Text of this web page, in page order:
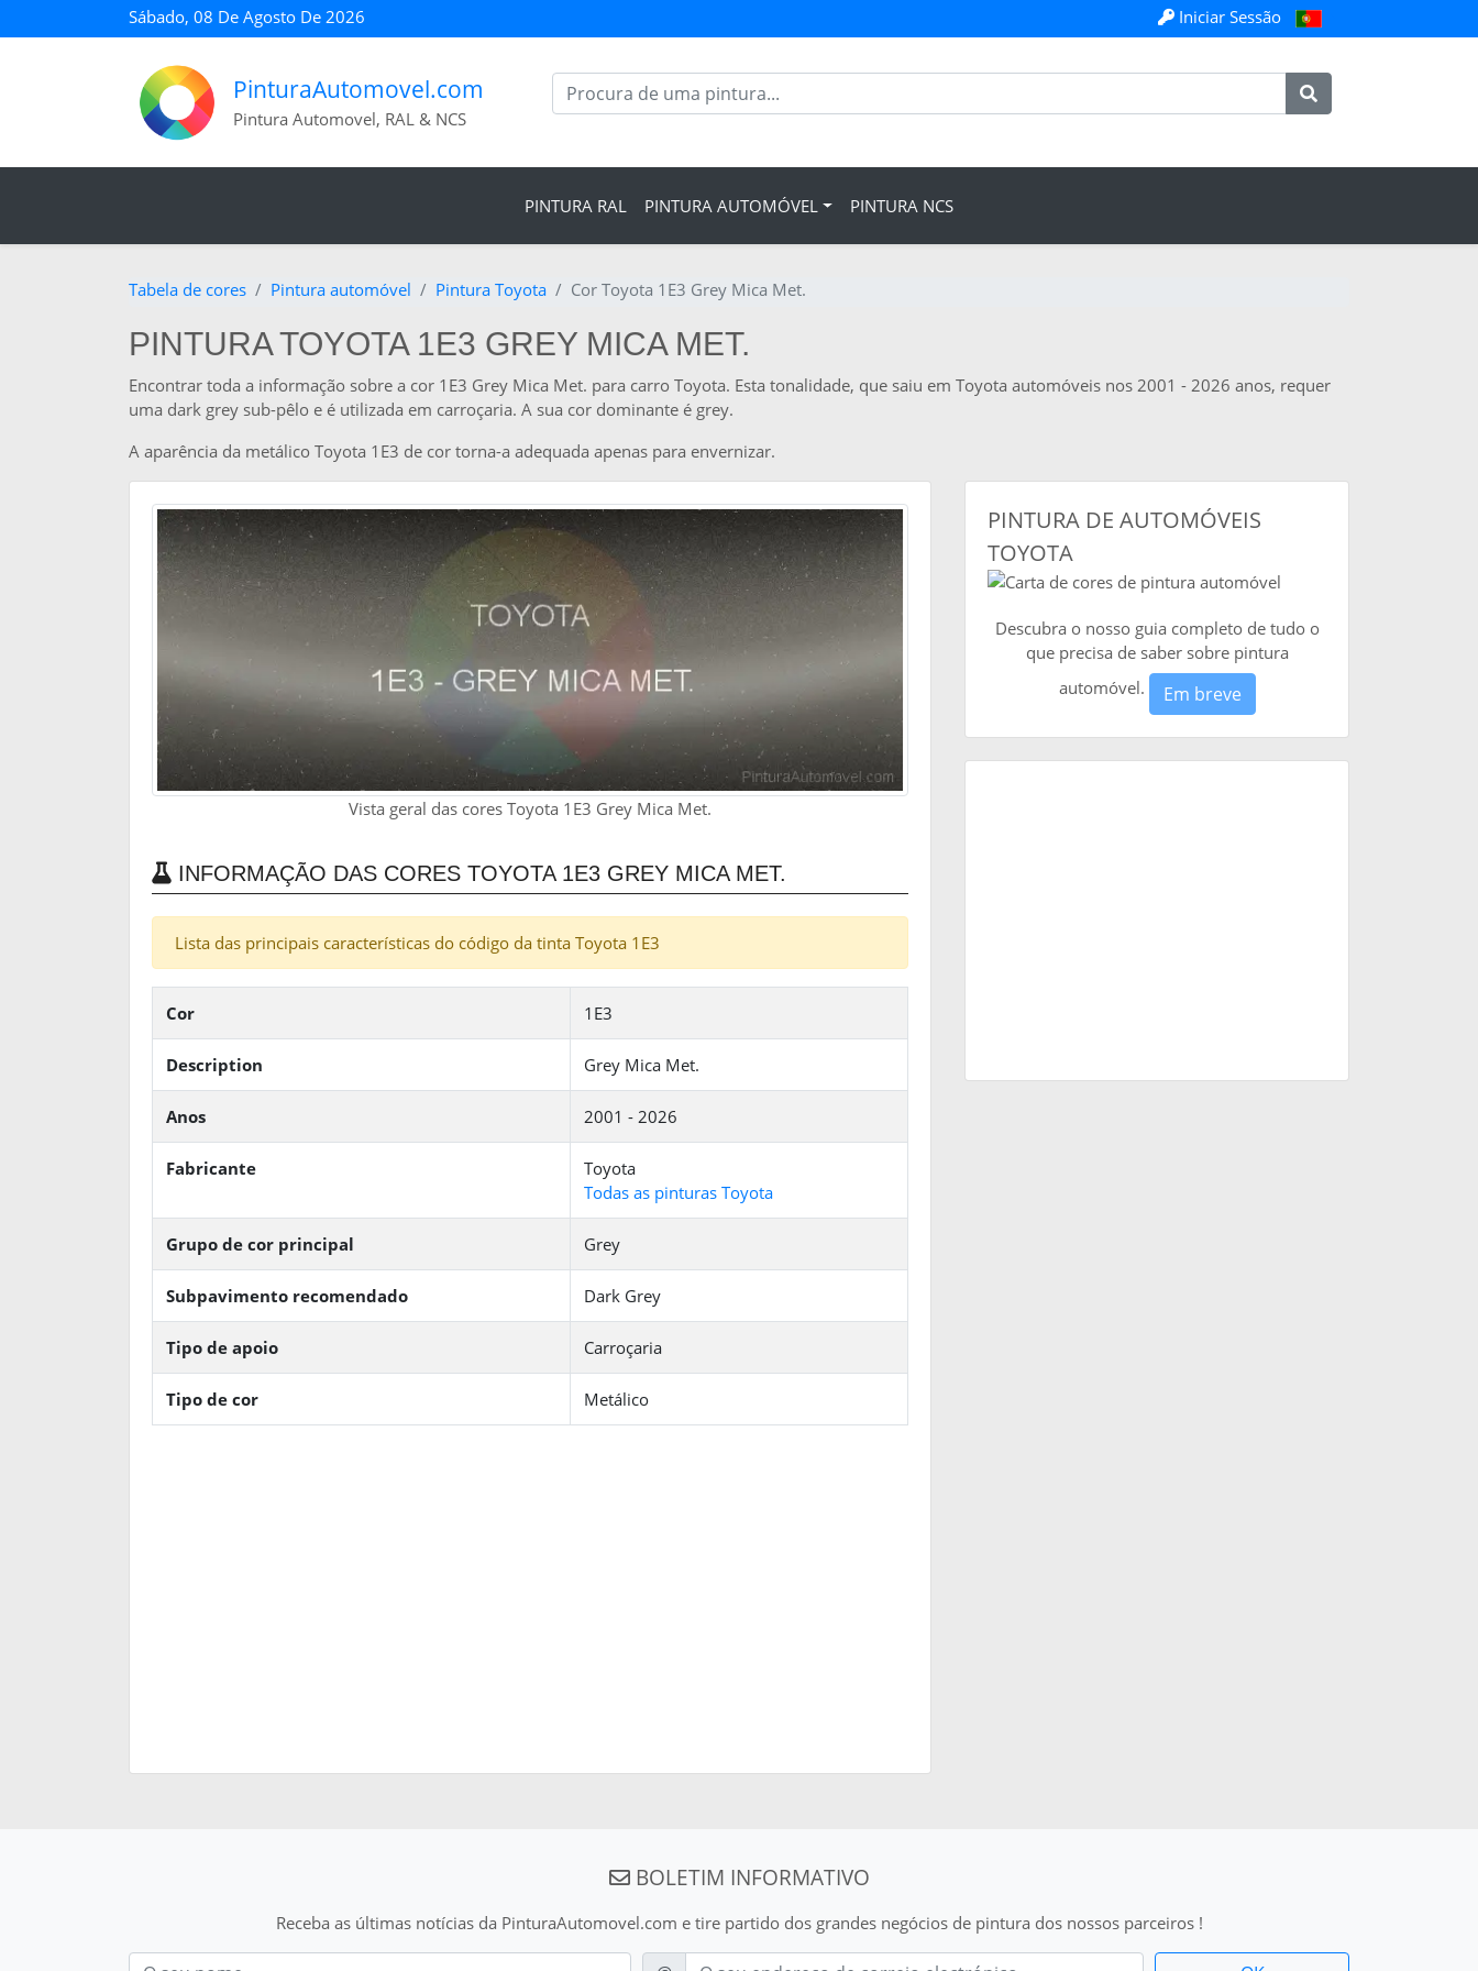
Sábado, 08 De Agosto De 2026 Iniciar Sessão
PinturaAutomovel.com
Pintura Automovel, RAL & NCS
PINTURA RAL PINTURA AUTOMÓVEL PINTURA NCS
Tabela de cores Pintura automóvel Pintura Toyota Cor Toyota 1E3 Grey Mica Met.
PINTURA TOYOTA 1E3 GREY MICA MET.
Encontrar toda a informação sobre a cor 1E3 Grey Mica Met. para carro Toyota. Esta tonalidade, que saiu em Toyota automóveis nos 2001 - 2026 anos, requer
uma dark grey sub-pêlo e é utilizada em carroçaria. A sua cor dominante é grey.
A aparência da metálico Toyota 1E3 de cor torna-a adequada apenas para envernizar.
Vista geral das cores Toyota 1E3 Grey Mica Met.
INFORMAÇÃO DAS CORES TOYOTA 1E3 GREY MICA MET.
Lista das principais características do código da tinta Toyota 1E3
Cor 1E3
Description Grey Mica Met.
Anos 2001 - 2026
Fabricante
Toyota
Todas as pinturas Toyota
Grupo de cor principal Grey
Subpavimento recomendado Dark Grey
Tipo de apoio Carroçaria
Tipo de cor Metálico
PINTURA DE AUTOMÓVEIS
TOYOTA
Descubra o nosso guia completo de tudo o
que precisa de saber sobre pintura
automóvel.
Em breve
BOLETIM INFORMATIVO
Receba as últimas notícias da PinturaAutomovel.com e tire partido dos grandes negócios de pintura dos nossos parceiros !
Nom
E-mail